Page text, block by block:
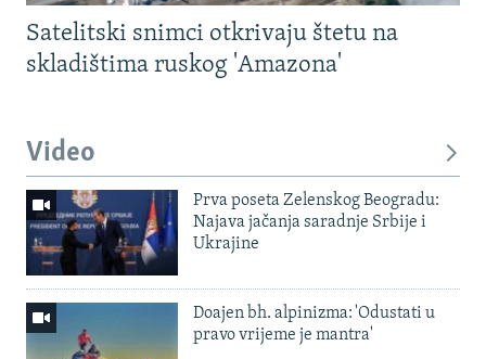
Satelitski snimci otkrivaju štetu na
skladištima ruskog 'Amazona'
Video
Prva poseta Zelenskog Beogradu:
Najava jačanja saradnje Srbije i
Ukrajine
Doajen bh. alpinizma: 'Odustati u
pravo vrijeme je mantra'